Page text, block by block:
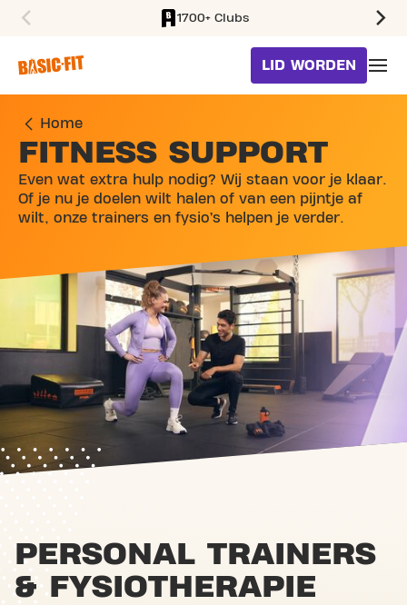
1700+ Clubs
LID WORDEN
Home
FITNESS SUPPORT
Even wat extra hulp nodig? Wij staan voor je klaar.
Of je nu je doelen wilt halen of van een pijntje af
wilt, onze trainers en fysio’s helpen je verder.
PERSONAL TRAINERS
& FYSIOTHERAPIE